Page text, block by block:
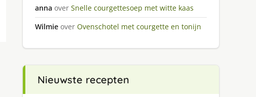
anna over Snelle courgettesoep met witte kaas
Wilmie over Ovenschotel met courgette en tonijn
Nieuwste recepten